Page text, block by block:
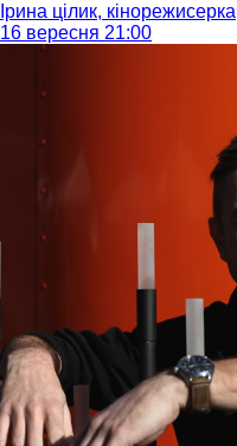
Ірина цілик, кінорежисерка
16 вересня 21:00